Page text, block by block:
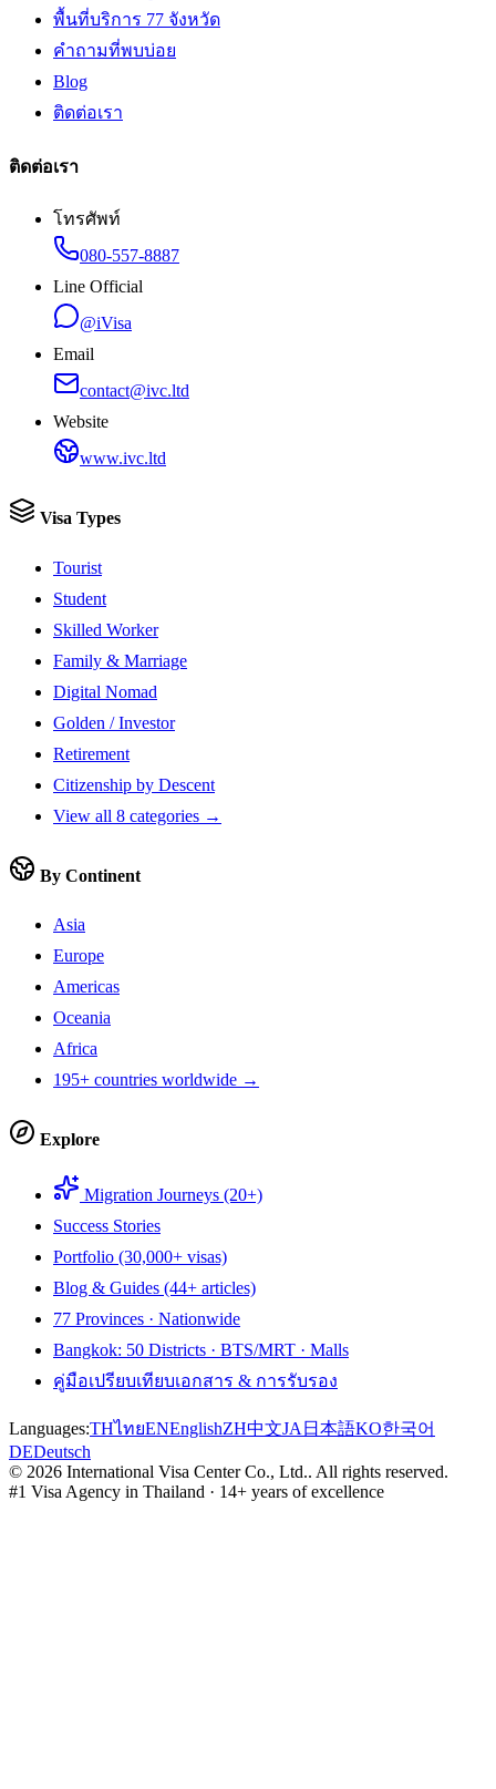
พื้นที่บริการ 77 จังหวัด
คำถามที่พบบ่อย
Blog
ติดต่อเรา
ติดต่อเรา
โทรศัพท์
080-557-8887
Line Official
@iVisa
Email
contact@ivc.ltd
Website
www.ivc.ltd
Visa Types
Tourist
Student
Skilled Worker
Family & Marriage
Digital Nomad
Golden / Investor
Retirement
Citizenship by Descent
View all 8 categories →
By Continent
Asia
Europe
Americas
Oceania
Africa
195+ countries worldwide →
Explore
Migration Journeys (20+)
Success Stories
Portfolio (30,000+ visas)
Blog & Guides (44+ articles)
77 Provinces · Nationwide
Bangkok: 50 Districts · BTS/MRT · Malls
คู่มือเปรียบเทียบเอกสาร & การรับรอง
Languages:THไทยENEnglishZH中文JA 日本語KO한국어
DEDeutsch
© 2026 International Visa Center Co., Ltd.. All rights reserved.
#1 Visa Agency in Thailand · 14+ years of excellence